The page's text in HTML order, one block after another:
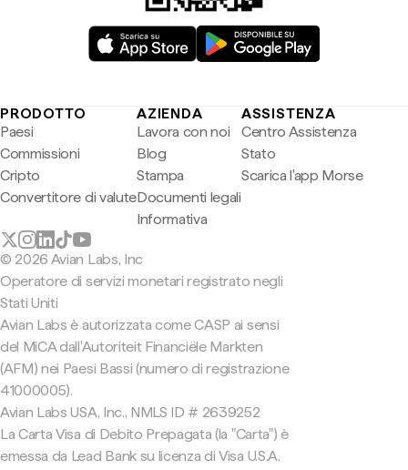
PRODOTTO
Paesi
Commissioni
Cripto
Convertitore di valute
AZIENDA
Lavora con noi
Blog
Stampa
Documenti legali
Informativa
ASSISTENZA
Centro Assistenza
Stato
Scarica l'app Morse
© 2026 Avian Labs, Inc
Operatore di servizi monetari registrato negli
Stati Uniti
Avian Labs è autorizzata come CASP ai sensi
del MiCA dall'Autoriteit Financiële Markten
(AFM) nei Paesi Bassi (numero di registrazione
41000005).
Avian Labs USA, Inc., NMLS ID # 2639252
La Carta Visa di Debito Prepagata (la "Carta") è
emessa da Lead Bank su licenza di Visa U.S.A.